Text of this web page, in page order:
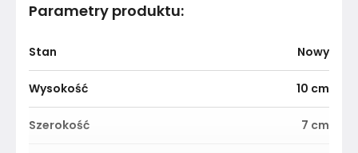
Parametry produktu:
Stan Nowy
Wysokość 10 cm
Szerokość 7 cm